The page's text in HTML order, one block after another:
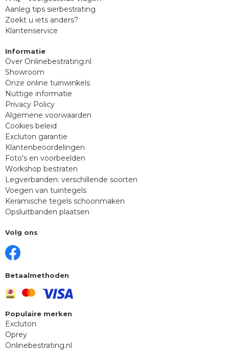
Aanleg tips sierbestrating
Zoekt u iets anders?
Klantenservice
Informatie
Over Onlinebestrating.nl
Showroom
Onze online tuinwinkels
Nuttige informatie
Privacy Policy
Algemene voorwaarden
Cookies beleid
Excluton garantie
Klantenbeoordelingen
Foto's en voorbeelden
Workshop bestraten
Legverbanden: verschillende soorten
Voegen van tuintegels
Keramische tegels schoonmaken
Opsluitbanden plaatsen
Volg ons
Betaalmethoden
Populaire merken
Excluton
Oprey
Onlinebestrating.nl